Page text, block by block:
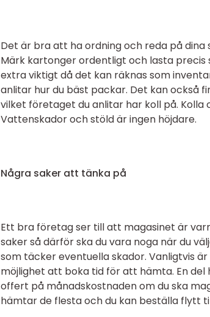
Det är bra att ha ordning och reda på dina
Märk kartonger ordentligt och lasta
extra viktigt då det kan räknas som
anlitar hur du bäst packar. Det kan också
vilket företaget du anlitar har koll på.
Vattenskador och stöld är ingen höjdare.
Några saker att tänka på
Ett bra företag ser till att magasinet är
saker så därför ska du vara noga när du
som täcker eventuella skador. Vanligtvis
möjlighet att boka tid för att hämta. En
offert på månadskostnaden om du ska
hämtar de flesta och du kan beställa flytt